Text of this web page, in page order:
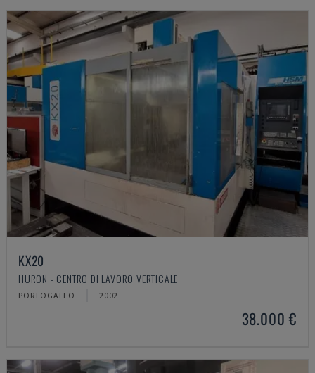
KX20
HURON - CENTRO DI LAVORO VERTICALE
PORTOGALLO 2002
38.000 €